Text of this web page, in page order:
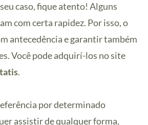
caso, fique atento! Alguns
com certa rapidez. Por isso, o
antecedência e garantir também
Você pode adquirí-los no site
.
por determinado
assistir de qualquer forma,